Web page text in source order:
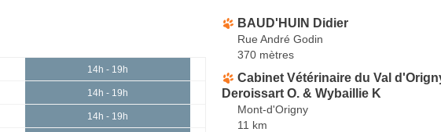
14h - 19h
14h - 19h
14h - 19h
BAUD'HUIN Didier
Rue André Godin
370 mètres
Cabinet Vétérinaire du Val
Deroissart O. & Wybaillie K
Mont-d'Origny
11 km